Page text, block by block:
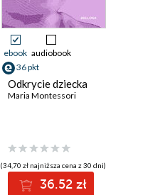
ebook audiobook
36 pkt
Odkrycie dziecka
Maria Montessori
(34,70 zł najniższa cena z 30 dni)
36.52 zł